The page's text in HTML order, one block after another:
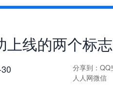
上线的两个标
分享到： QQ
人人网微信